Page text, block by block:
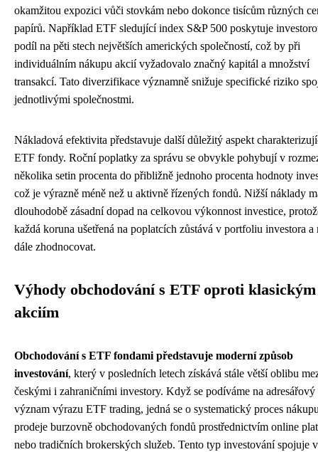
okamžitou expozici vůči stovkám nebo dokonce tisícům různých
papírů. Například ETF sledující index S&P 500 poskytuje
podíl na pěti stech největších amerických společností, což by při
individuálním nákupu akcií vyžadovalo značný kapitál a množství
transakcí. Tato diverzifikace významně snižuje specifické riziko
jednotlivými společnostmi.
Nákladová efektivita představuje další důležitý aspekt
ETF fondy. Roční poplatky za správu se obvykle pohybují v
několika setin procenta do přibližně jednoho procenta hodnoty
což je výrazně méně než u aktivně řízených fondů. Nižší náklady
dlouhodobě zásadní dopad na celkovou výkonnost investice,
každá koruna ušetřená na poplatcích zůstává v portfoliu investora a
dále zhodnocovat.
Výhody obchodování s ETF oproti klasickým
akciím
Obchodování s ETF fondami představuje moderní způsob
investování, který v posledních letech získává stále větší oblibu
českými i zahraničními investory. Když se podíváme na adresářový
význam výrazu ETF trading, jedná se o systematický proces
prodeje burzovně obchodovaných fondů prostřednictvím online
nebo tradičních brokerských služeb. Tento typ investování spojuje